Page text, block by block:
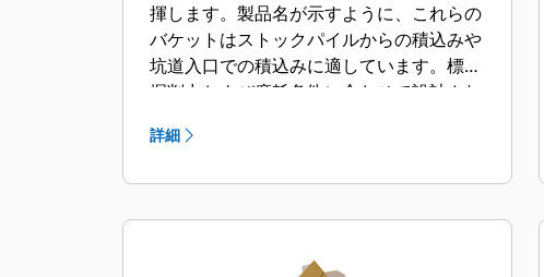
揮します。製品名が示すように、これらの
バケットはストックパイルからの積込みや
坑道入口での積込みに適しています。標準
掘削力および摩耗条件に合わせて設計され
です。パフォーマンスシリーズバケットの
詳細